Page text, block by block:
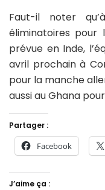
Faut-il noter
éliminatoires pour
prévue en Inde,
avril prochain à
pour la manche
aussi au Ghana
Partager :
Facebook
J’aime ça :